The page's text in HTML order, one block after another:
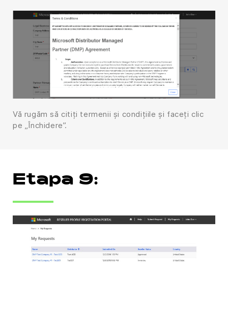
Vă rugăm să citiți termenii și condițiile și faceți clic
pe „Închidere”.
Etapa 9: